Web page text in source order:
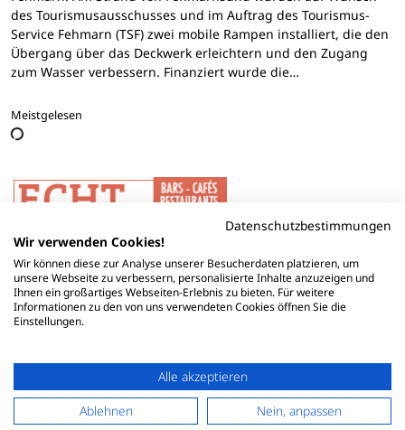
des Tourismusausschusses und im Auftrag des Tourismus-
Service Fehmarn (TSF) zwei mobile Rampen installiert, die den
Übergang über das Deckwerk erleichtern und den Zugang
zum Wasser verbessern. Finanziert wurde die…
Meistgelesen
Datenschutzbestimmungen
Wir verwenden Cookies!
Wir können diese zur Analyse unserer Besucherdaten platzieren, um
unsere Webseite zu verbessern, personalisierte Inhalte anzuzeigen und
Ihnen ein großartiges Webseiten-Erlebnis zu bieten. Für weitere
Informationen zu den von uns verwendeten Cookies öffnen Sie die
Einstellungen.
Alle akzeptieren
Ablehnen
Nein, anpassen